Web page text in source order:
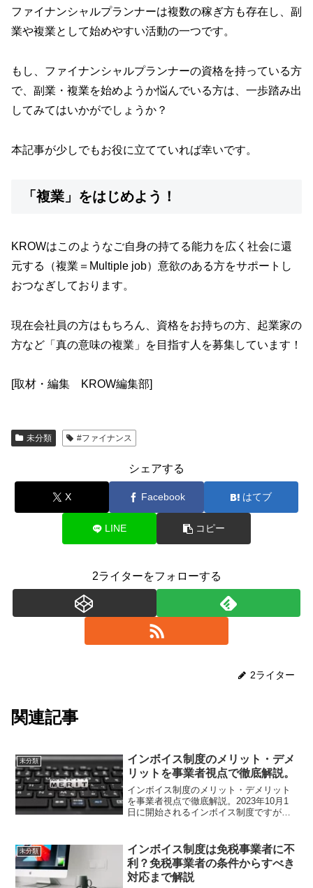
ファイナンシャルプランナーは複数の稼ぎ方も存在し、副
業や複業として始めやすい活動の一つです。
もし、ファイナンシャルプランナーの資格を持っている方
で、副業・複業を始めようか悩んでいる方は、一歩踏み出
してみてはいかがでしょうか？
本記事が少しでもお役に立てていれば幸いです。
「複業」をはじめよう！
KROWはこのようなご自身の持てる能力を広く社会に還
元する（複業＝Multiple job）意欲のある方をサポートし
おつなぎしております。
現在会社員の方はもちろん、資格をお持ちの方、起業家の
方など「真の意味の複業」を目指す人を募集しています！
[取材・編集 KROW編集部]
未分類 #ファイナンス
シェアする
X Facebook はてブ
LINE コピー
2ライターをフォローする
2ライター
関連記事
未分類
インボイス制度のメリット・デメ
リットを事業者視点で徹底解説。
インボイス制度のメリット・デメリット
を事業者視点で徹底解説。2023年10月1
日に開始されるインボイス制度ですが、
かり知っておかないと損をする恐れもあ
ります。そこで今回...
未分類
インボイス制度は免税事業者に不
利？免税事業者の条件からすべき
対応まで解説